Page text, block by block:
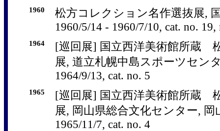
1960
松方コレクション名作選抜展,
1960/5/14 - 1960/7/10, cat. no. 19,
1964
[巡回展] 国立西洋美術館所蔵
展, 道立札幌中島スポーツセン
1964/9/13, cat. no. 5
1965
[巡回展] 国立西洋美術館所蔵
展, 岡山県総合文化センター, 岡
1965/11/7, cat. no. 4